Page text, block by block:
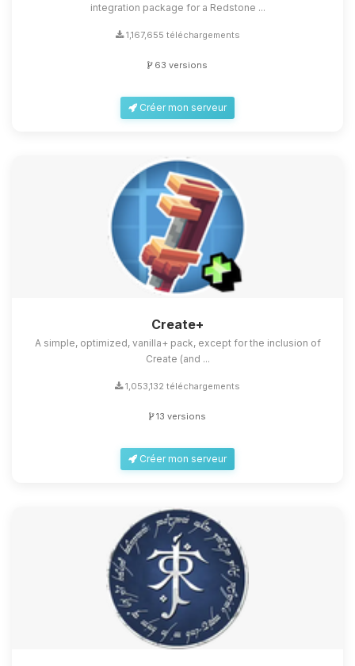
integration package for a Redstone ...
1,167,655 téléchargements
63 versions
Créer mon serveur
Create+
A simple, optimized, vanilla+ pack, except for the inclusion of
Create (and ...
1,053,132 téléchargements
13 versions
Créer mon serveur